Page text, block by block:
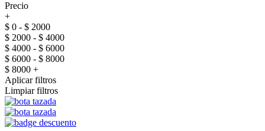
Precio
+
$ 0 - $ 2000
$ 2000 - $ 4000
$ 4000 - $ 6000
$ 6000 - $ 8000
$ 8000 +
Aplicar filtros
Limpiar filtros